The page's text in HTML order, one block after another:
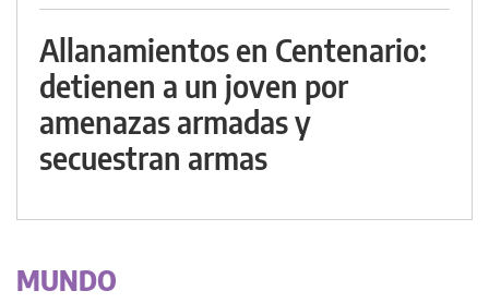
Allanamientos en Centenario:
detienen a un joven por
amenazas armadas y
secuestran armas
MUNDO